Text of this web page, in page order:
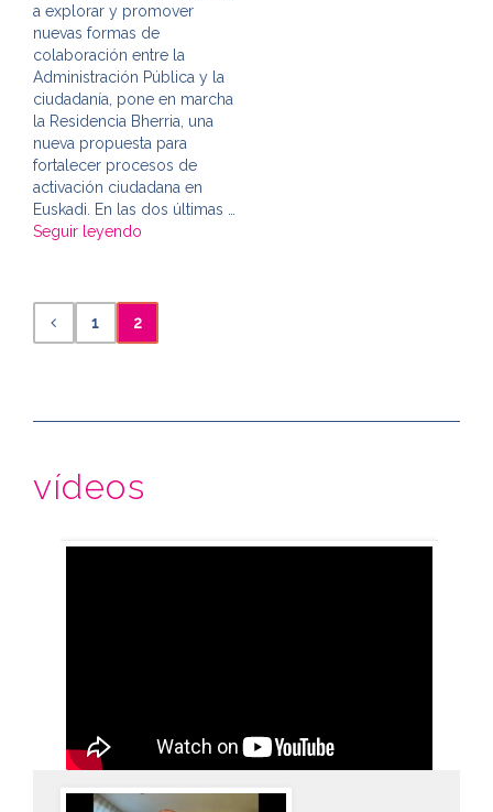
a explorar y promover
nuevas formas de
colaboración entre la
Administración Pública y la
ciudadanía, pone en marcha
la Residencia Bherria, una
nueva propuesta para
fortalecer procesos de
activación ciudadana en
Euskadi. En las dos últimas …
Seguir leyendo
1 2
vídeos